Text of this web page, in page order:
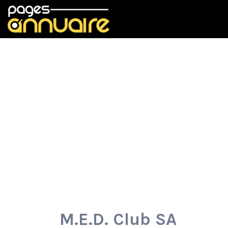
Rechercher:
M.E.D. Club SA